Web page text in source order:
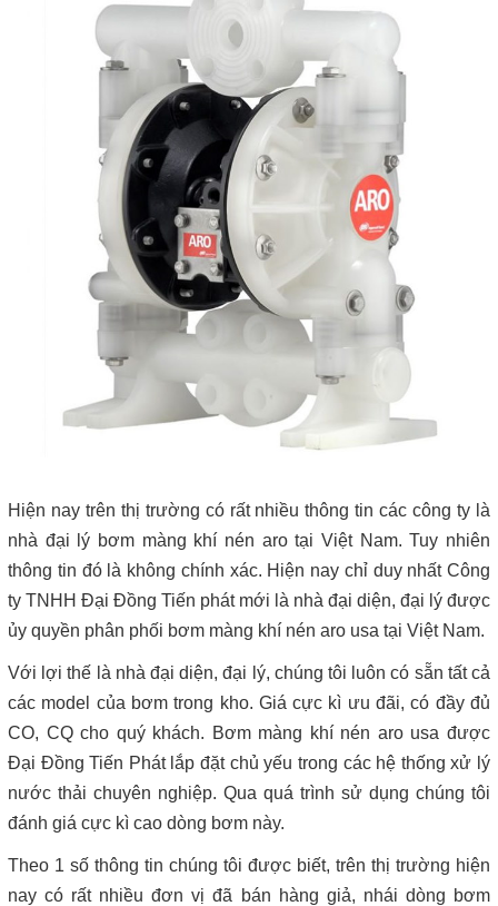
Hiện nay trên thị trường có rất nhiều thông tin các công ty là
nhà đại lý bơm màng khí nén aro tại Việt Nam. Tuy nhiên
thông tin đó là không chính xác. Hiện nay chỉ duy nhất Công
ty TNHH Đại Đồng Tiến phát mới là nhà đại diện, đại lý được
ủy quyền phân phối bơm màng khí nén aro usa tại Việt Nam.
Với lợi thế là nhà đại diện, đại lý, chúng tôi luôn có sẵn tất cả
các model của bơm trong kho. Giá cực kì ưu đãi, có đầy đủ
CO, CQ cho quý khách. Bơm màng khí nén aro usa được
Đại Đồng Tiến Phát lắp đặt chủ yếu trong các hệ thống xử lý
nước thải chuyên nghiệp. Qua quá trình sử dụng chúng tôi
đánh giá cực kì cao dòng bơm này.
Theo 1 số thông tin chúng tôi được biết, trên thị trường hiện
nay có rất nhiều đơn vị đã bán hàng giả, nhái dòng bơm